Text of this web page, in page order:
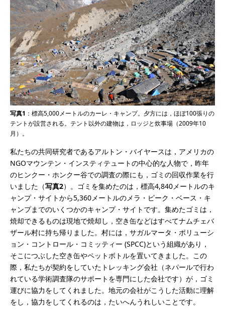
写真1 ：標高5,000メートルのカーレ・キャンプ。夕方には，ほぼ100張りの
テントが設営される。テント以外の建物は，ロッジと炊事場（2009年10
月）。
私たちの共同研究者であるアルトン・バイヤースは，アメリカの
NGOマウンテン・インスティテュートの中心的な人物で，昨年
のヒンクー・ホンクー谷での調査の際にも，ゴミの回収作業を行
いました（写真2）。ゴミを集めたのは，標高4,840メートルのキ
ャンプ・サイトから5,360メートルのメラ・ピーク・ベース・キ
ャンプまでのいくつかのキャンプ・サイトです。集めたゴミは，
焼却できるものは現地で焼却し，空き缶などはすべてナムチェバ
ザール村に持ち帰りました。村には，サガルマータ・ポリューシ
ョン・コントロール・コミッティー (SPCC)という組織があり，
そこにつぶした空き缶やペットボトルを置いてきました。この
際，私たちが契約をしていたトレッキング会社（ネパールで行わ
れている学術調査隊のサポートを専門にした会社です）が，ゴミ
運びに協力をしてくれました。地元の会社がこうした活動に理解
をし，協力をしてくれるのは，たいへんうれしいことです。